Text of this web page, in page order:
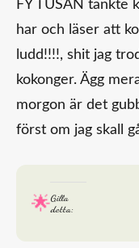
FY TUSAN tänkte
har och läser att
ludd!!!!, shit jag
kokonger. Ägg
morgon är det
först om jag skall
Gilla
detta: